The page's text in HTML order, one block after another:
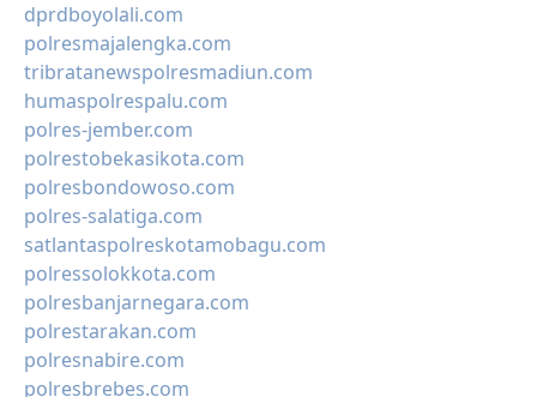
dprdboyolali.com
polresmajalengka.com
tribratanewspolresmadiun.com
humaspolrespalu.com
polres-jember.com
polrestobekasikota.com
polresbondowoso.com
polres-salatiga.com
satlantaspolreskotamobagu.com
polressolokkota.com
polresbanjarnegara.com
polrestarakan.com
polresnabire.com
polresbrebes.com